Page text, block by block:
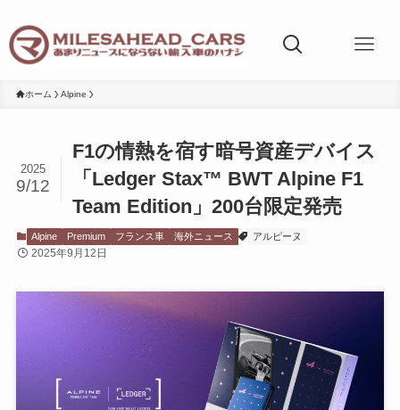
ホーム Alpine
F1の情熱を宿す暗号資産デバイス
「Ledger Stax™ BWT Alpine F1
Team Edition」200台限定発売
2025
9/12
Alpine Premium フランス車 海外ニュース アルピーヌ
2025年9月12日